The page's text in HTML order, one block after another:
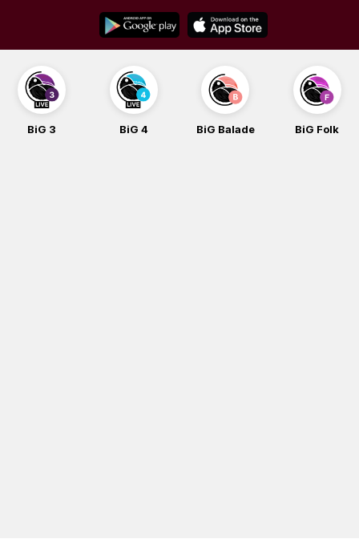
content
BiG 3 BiG 4 BiG Balade BiG Folk